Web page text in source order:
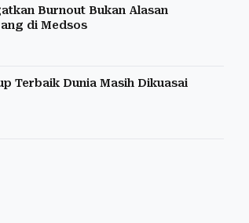
Burnout Bukan Alasan
di Medsos
Terbaik Dunia Masih Dikuasai